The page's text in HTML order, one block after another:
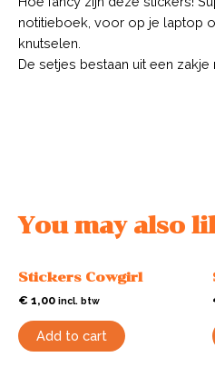
notitieboek, voor op je laptop
knutselen.
De setjes bestaan uit een zakje
You may also
Stickers Cowgirl
€ 1,00 incl. btw
Add to cart